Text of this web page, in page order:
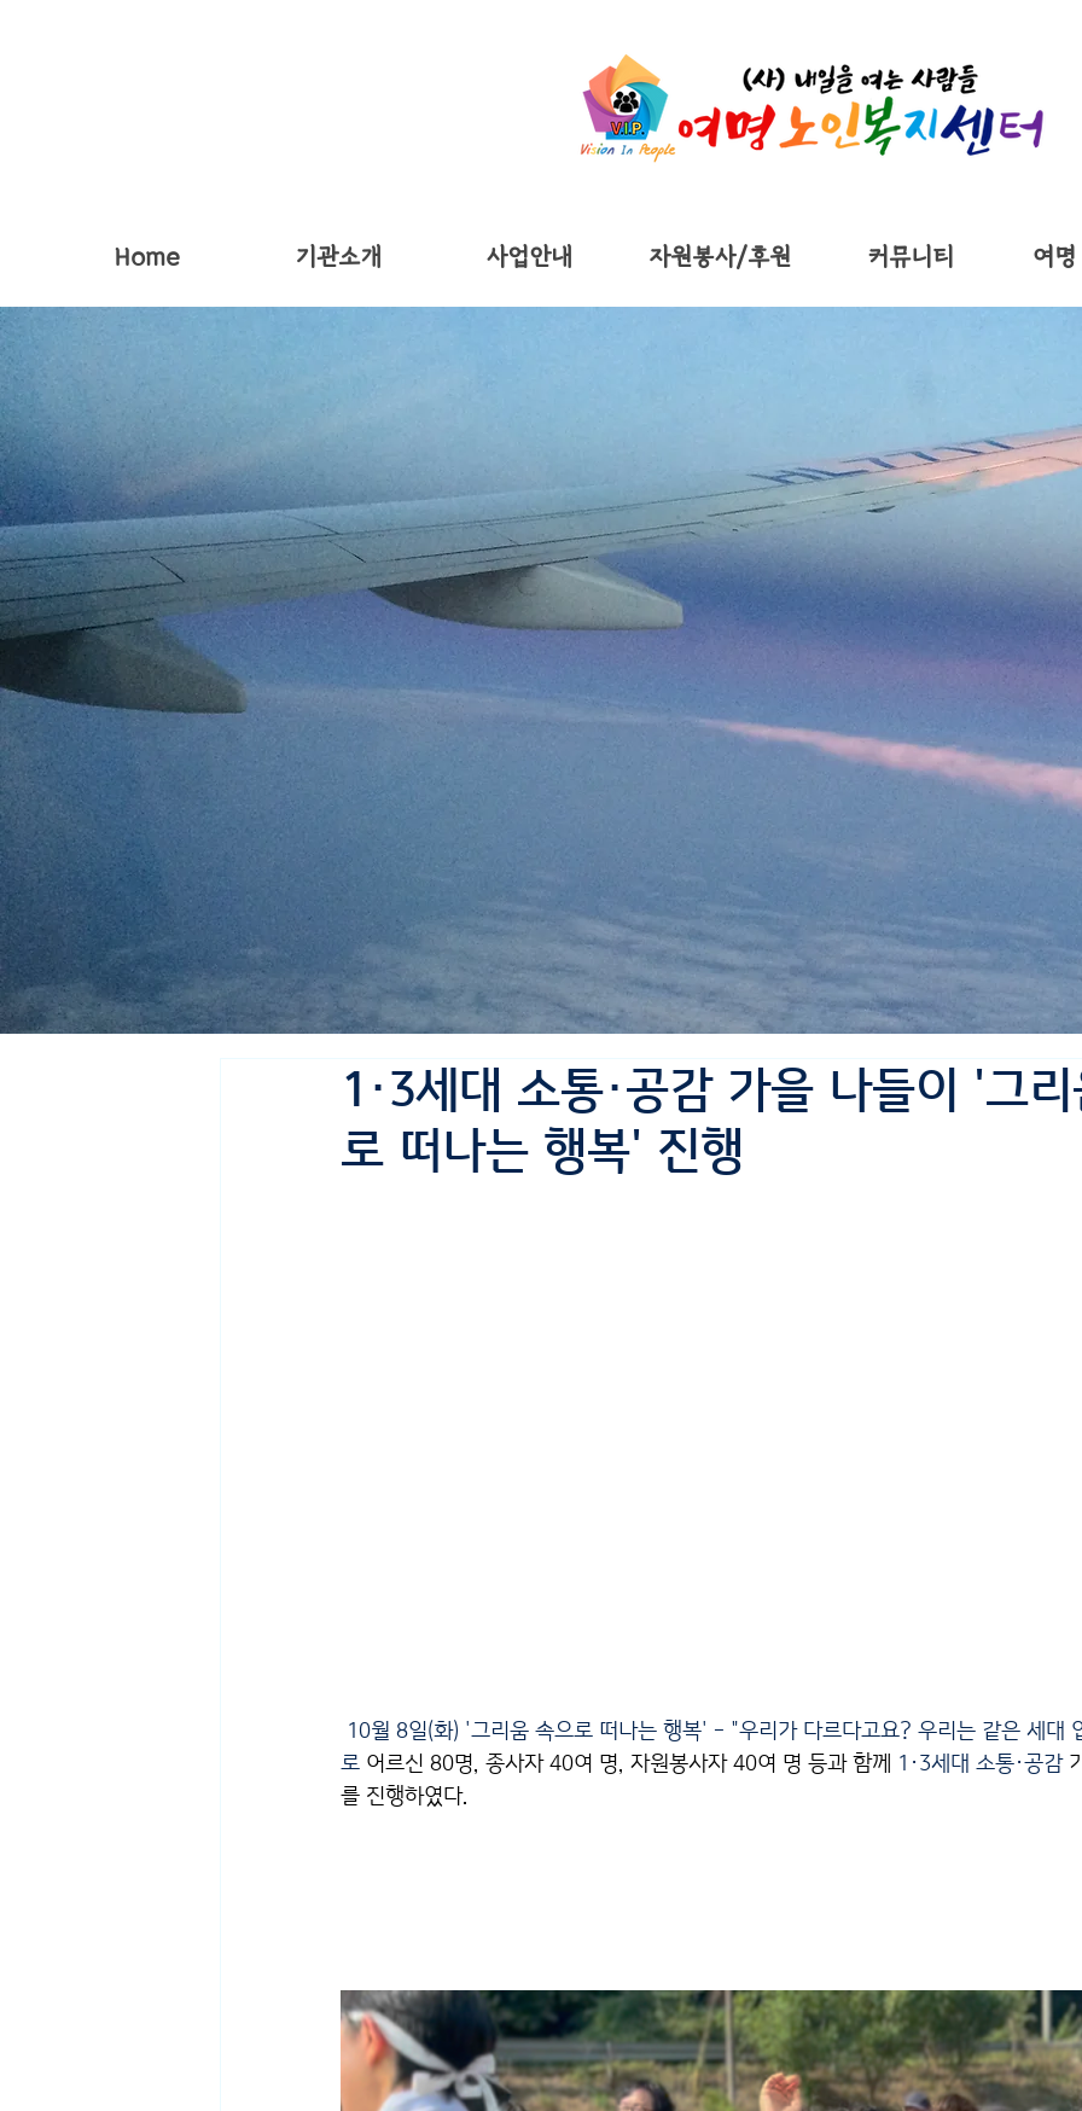
Home 기관소개 사업안내 자원봉사/후원 커뮤니티 여
1·3세대 소통·공감 가을 나들이 '그
로 떠나는 행복' 진행
10월 8일(화) '그리움 속으로 떠나는 행복' - "우리가 다르다고요? 우리는 같은 세대
로 어르신 80명, 종사자 40여 명, 자원봉사자 40여 명 등과 함께 1·3세대 소통·공감
를 진행하였다.